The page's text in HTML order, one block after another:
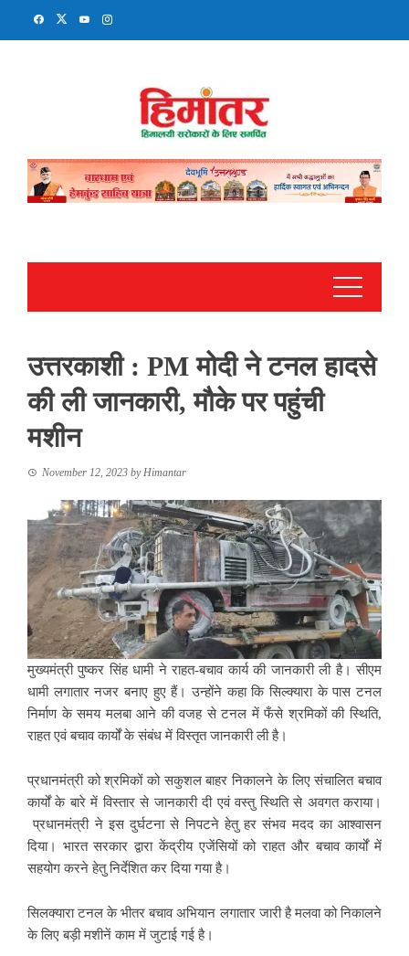
उत्तरकाशी : PM मोदी ने टनल हादसे
की ली जानकारी, मौके पर पहुंची
मशीन
November 12, 2023 byHimantar
मुख्यमंत्री पुष्कर सिंह धामी ने राहत-बचाव कार्य की जानकारी ली है। सीएम
धामी लगातार नजर बनाए हुए हैं। उन्होंने कहा कि सिल्क्यारा के पास टनल
निर्माण के समय मलबा आने की वजह से टनल में फँसे श्रमिकों की स्थिति,
राहत एवं बचाव कार्यों के संबंध में विस्तृत जानकारी ली है।
प्रधानमंत्री को श्रमिकों को सकुशल बाहर निकालने के लिए संचालित बचाव
कार्यों के बारे में विस्तार से जानकारी दी एवं वस्तु स्थिति से अवगत कराया।
प्रधानमंत्री ने इस दुर्घटना से निपटने हेतु हर संभव मदद का आश्वासन
दिया। भारत सरकार द्वारा केंद्रीय एजेंसियों को राहत और बचाव कार्यों में
सहयोग करने हेतु निर्देशित कर दिया गया है।
सिलक्यारा टनल के भीतर बचाव अभियान लगातार जारी है मलवा को निकालने
के लिए बड़ी मशीनें काम में जुटाई गई है।